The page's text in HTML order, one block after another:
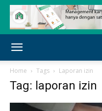
Home Tags Laporan izin
Tag: laporan izin